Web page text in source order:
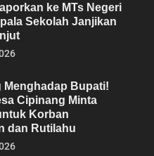
ke MTs Negeri
Sekolah Janjikan
Menghadap Bupati!
Cipinang Minta
Korban
dan Rutilahu